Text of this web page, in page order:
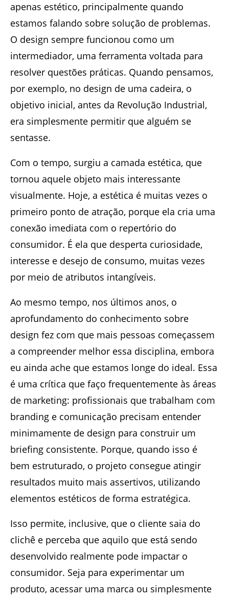
apenas estético, principalmente quando
estamos falando sobre solução de problemas.
O design sempre funcionou como um
intermediador, uma ferramenta voltada para
resolver questões práticas. Quando pensamos,
por exemplo, no design de uma cadeira, o
objetivo inicial, antes da Revolução Industrial,
era simplesmente permitir que alguém se
sentasse.
Com o tempo, surgiu a camada estética, que
tornou aquele objeto mais interessante
visualmente. Hoje, a estética é muitas vezes o
primeiro ponto de atração, porque ela cria uma
conexão imediata com o repertório do
consumidor. É ela que desperta curiosidade,
interesse e desejo de consumo, muitas vezes
por meio de atributos intangíveis.
Ao mesmo tempo, nos últimos anos, o
aprofundamento do conhecimento sobre
design fez com que mais pessoas começassem
a compreender melhor essa disciplina, embora
eu ainda ache que estamos longe do ideal. Essa
é uma crítica que faço frequentemente às áreas
de marketing: profissionais que trabalham com
branding e comunicação precisam entender
minimamente de design para construir um
briefing consistente. Porque, quando isso é
bem estruturado, o projeto consegue atingir
resultados muito mais assertivos, utilizando
elementos estéticos de forma estratégica.
Isso permite, inclusive, que o cliente saia do
clichê e perceba que aquilo que está sendo
desenvolvido realmente pode impactar o
consumidor. Seja para experimentar um
produto, acessar uma marca ou simplesmente